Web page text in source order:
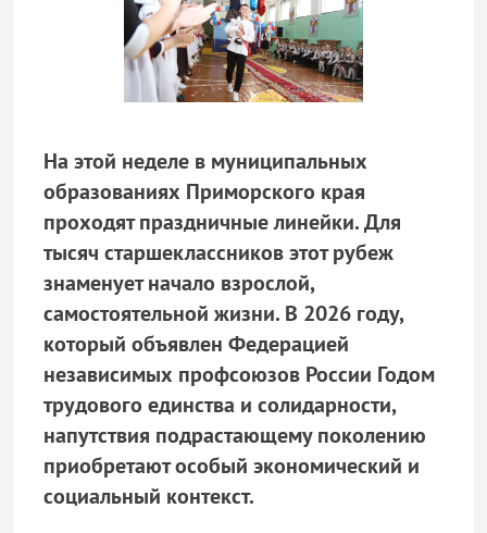
На этой неделе в муниципальных
образованиях Приморского края
проходят праздничные линейки. Для
тысяч старшеклассников этот рубеж
знаменует начало взрослой,
самостоятельной жизни. В 2026 году,
который объявлен Федерацией
независимых профсоюзов России Годом
трудового единства и солидарности,
напутствия подрастающему поколению
приобретают особый экономический и
социальный контекст.